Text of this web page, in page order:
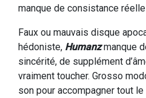
manque de consistance
Faux ou mauvais disque
hédoniste, Humanzmanque
sincérité, de supplément
vraiment toucher. Grosso
son pour accompagner tout